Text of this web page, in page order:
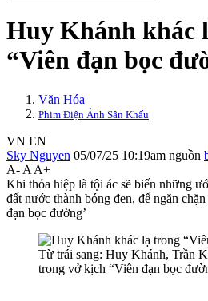
Huy Khánh khác
“Viên đạn bọc
Văn Hóa
Phim Điện Ảnh Sân Khấu
VN EN
Sky Nguyen 05/07/25 10:19am nguồn
A- A A+
Khi thỏa hiệp là tội ác sẽ biến những
đất nước thành bóng đen, để ngăn
đạn bọc đường’
Từ trái sang: Huy Khánh, Trần
trong vở kịch “Viên đạn bọc